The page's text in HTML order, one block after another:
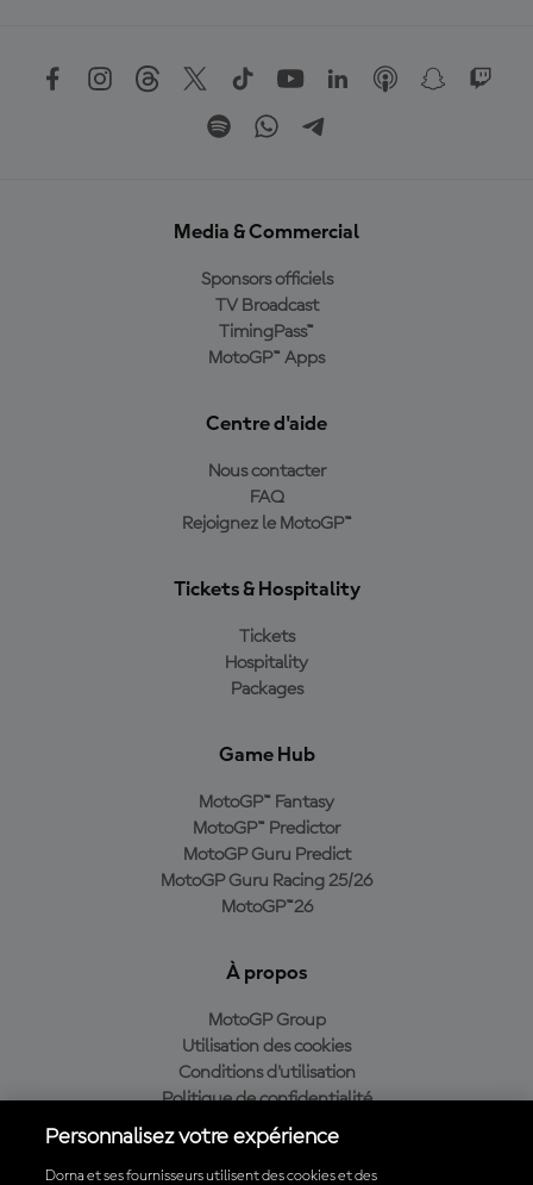
Media & Commercial
Sponsors officiels
TV Broadcast
TimingPass™
MotoGP™ Apps
Centre d'aide
Nous contacter
FAQ
Rejoignez le MotoGP™
Tickets & Hospitality
Tickets
Hospitality
Packages
Game Hub
MotoGP™ Fantasy
MotoGP™ Predictor
MotoGP Guru Predict
MotoGP Guru Racing 25/26
MotoGP™26
À propos
MotoGP Group
Utilisation des cookies
Conditions d'utilisation
Politique de confidentialité
Politique d’achat
Personnalisez votre expérience
Dorna et ses fournisseurs utilisent des cookies et des